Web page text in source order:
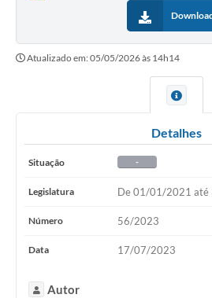
Atualizado em: 05/05/2026 às 14h14
Detalhes
Situação -
Legislatura De 01/01/2021
Número 56/2023
Data 17/07/2023
Autor